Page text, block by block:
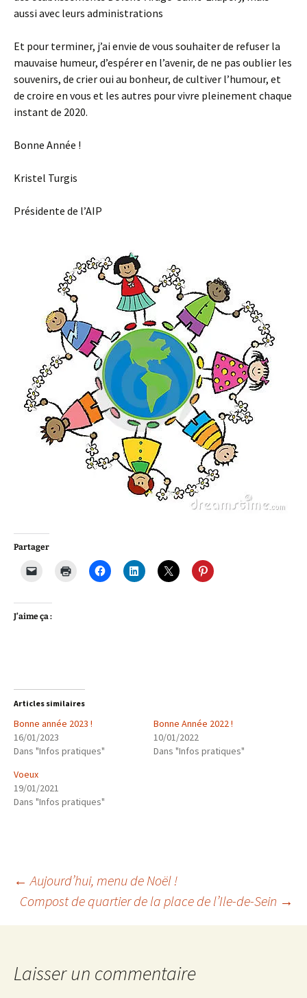
aussi avec leurs administrations
Et pour terminer, j’ai envie de vous souhaiter de refuser la
mauvaise humeur, d’espérer en l’avenir, de ne pas oublier les
souvenirs, de crier oui au bonheur, de cultiver l’humour, et
de croire en vous et les autres pour vivre pleinement chaque
instant de 2020.
Bonne Année !
Kristel Turgis
Présidente de l’AIP
Partager
J’aime ça :
Articles similaires
Bonne année 2023 !
16/01/2023
Dans "Infos pratiques"
Bonne Année 2022 !
10/01/2022
Dans "Infos pratiques"
Voeux
19/01/2021
Dans "Infos pratiques"
Navigation
des
articles
← Aujourd’hui, menu de Noël !
Compost de quartier de la place de l’Ile-de-Sein →
Laisser un commentaire